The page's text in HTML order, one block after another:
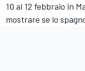
10 al 12 febbraio in
mostrare se lo